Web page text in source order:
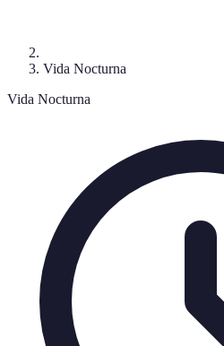
Vida Nocturna
Vida Nocturna